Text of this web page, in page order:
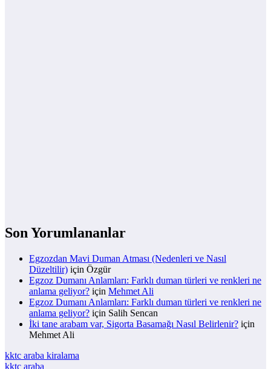
Son Yorumlananlar
Egzozdan Mavi Duman Atması (Nedenleri ve Nasıl
Düzeltilir) için Özgür
Egzoz Dumanı Anlamları: Farklı duman türleri ve renkleri ne
anlama geliyor? için Mehmet Ali
Egzoz Dumanı Anlamları: Farklı duman türleri ve renkleri ne
anlama geliyor? için Salih Sencan
İki tane arabam var, Sigorta Basamağı Nasıl Belirlenir? için
Mehmet Ali
kktc araba kiralama
kktc araba